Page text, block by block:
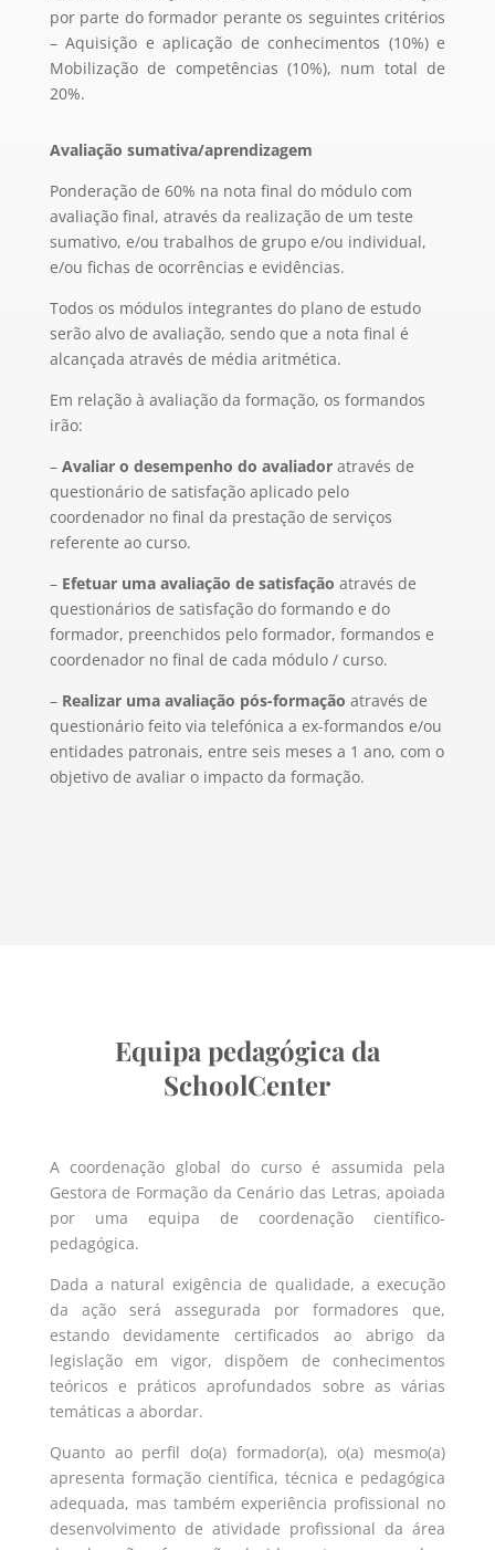
por parte do formador perante os seguintes critérios
– Aquisição e aplicação de conhecimentos (10%) e
Mobilização de competências (10%), num total de
20%.
Avaliação sumativa/aprendizagem
Ponderação de 60% na nota final do módulo com
avaliação final, através da realização de um teste
sumativo, e/ou trabalhos de grupo e/ou individual,
e/ou fichas de ocorrências e evidências.
Todos os módulos integrantes do plano de estudo
serão alvo de avaliação, sendo que a nota final é
alcançada através de média aritmética.
Em relação à avaliação da formação, os formandos
irão:
– Avaliar o desempenho do avaliadoratravés de
questionário de satisfação aplicado pelo
coordenador no final da prestação de serviços
referente ao curso.
– Efetuar uma avaliação de satisfação através de
questionários de satisfação do formando e do
formador, preenchidos pelo formador, formandos e
coordenador no final de cada módulo / curso.
– Realizar uma avaliação pós-formação através de
questionário feito via telefónica a ex-formandos e/ou
entidades patronais, entre seis meses a 1 ano, com o
objetivo de avaliar o impacto da formação.
Equipa pedagógica da
SchoolCenter
A coordenação global do curso é assumida pela
Gestora de Formação da Cenário das Letras, apoiada
por uma equipa de coordenação científico-
pedagógica.
Dada a natural exigência de qualidade, a execução
da ação será assegurada por formadores que,
estando devidamente certificados ao abrigo da
legislação em vigor, dispõem de conhecimentos
teóricos e práticos aprofundados sobre as várias
temáticas a abordar.
Quanto ao perfil do(a) formador(a), o(a) mesmo(a)
apresenta formação científica, técnica e pedagógica
adequada, mas também experiência profissional no
desenvolvimento de atividade profissional da área